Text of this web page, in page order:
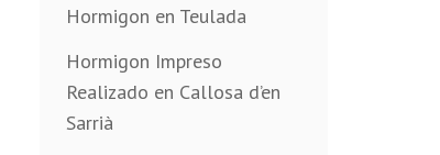
Hormigon en Teulada
Hormigon Impreso
Realizado en Callosa d’en
Sarrià